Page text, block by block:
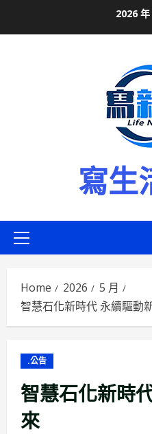
2026
寫生
Primary
Home 2026
5 月
智慧石化新時代 永續驅動
.公告
智慧石化新時
來